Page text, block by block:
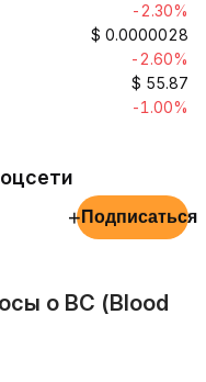
-2.30%
$ 0.0000028
-2.60%
$ 55.87
-1.00%
+ Подписаться
о BC (Blood